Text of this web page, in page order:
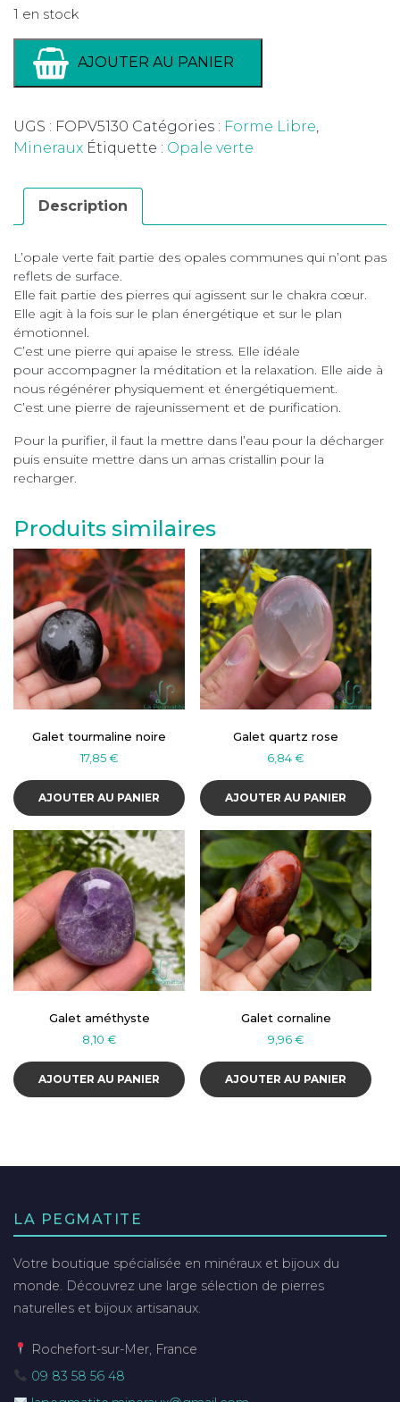
1 en stock
AJOUTER AU PANIER
UGS : FOPV5130 Catégories : Forme Libre,
Mineraux Étiquette : Opale verte
Description
L’opale verte fait partie des opales communes qui n’ont pas
reflets de surface.
Elle fait partie des pierres qui agissent sur le chakra cœur.
Elle agit à la fois sur le plan énergétique et sur le plan
émotionnel.
C’est une pierre qui apaise le stress. Elle idéale
pour accompagner la méditation et la relaxation. Elle aide à
nous régénérer physiquement et énergétiquement.
C’est une pierre de rajeunissement et de purification.
Pour la purifier, il faut la mettre dans l’eau pour la décharger
puis ensuite mettre dans un amas cristallin pour la
recharger.
Produits similaires
Galet tourmaline noire
17,85€
AJOUTER AU PANIER
Galet quartz rose
6,84€
AJOUTER AU PANIER
Galet améthyste
8,10 €
AJOUTER AU PANIER
Galet cornaline
9,96€
AJOUTER AU PANIER
LA PEGMATITE
Votre boutique spécialisée en minéraux et bijoux du
monde. Découvrez une large sélection de pierres
naturelles et bijoux artisanaux.
Rochefort-sur-Mer, France
09 83 58 56 48